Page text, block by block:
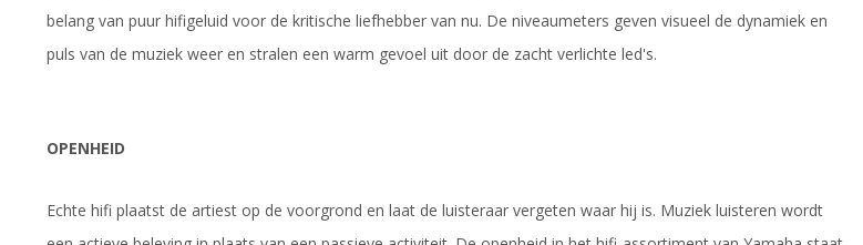
belang van puur hifigeluid voor de kritische liefhebber van nu. De niveaumeters geven visueel de dynamiek en
puls van de muziek weer en stralen een warm gevoel uit door de zacht verlichte led's.
OPENHEID
Echte hifi plaatst de artiest op de voorgrond en laat de luisteraar vergeten waar hij is. Muziek luisteren wordt